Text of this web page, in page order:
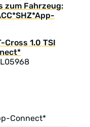
zum Fahrzeug:
Connect*